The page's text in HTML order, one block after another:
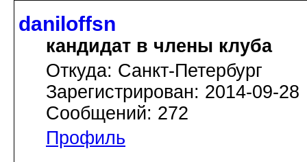
daniloffsn
кандидат в члены клуба
Откуда: Санкт-Петербург
Зарегистрирован: 2014-09-28
Сообщений: 272
Профиль